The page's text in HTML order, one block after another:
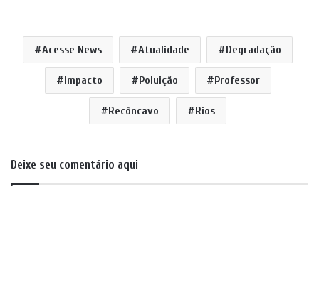
Acesse News Atualidade Degradação
Impacto Poluição Professor
Recôncavo Rios
Deixe seu comentário aqui